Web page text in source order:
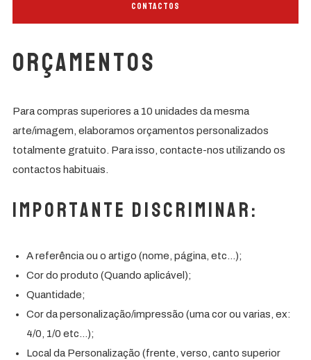
Portes Grátis
CONTACTOS
Orçamentos
Para compras superiores a 10 unidades da mesma
arte/imagem, elaboramos orçamentos personalizados
totalmente gratuito. Para isso, contacte-nos utilizando os
contactos habituais.
Importante Discriminar:
A referência ou o artigo (nome, página, etc…);
Cor do produto (Quando aplicável);
Quantidade;
Cor da personalização/impressão (uma cor ou varias, ex:
4/0, 1/0 etc…);
Local da Personalização (frente, verso, canto superior